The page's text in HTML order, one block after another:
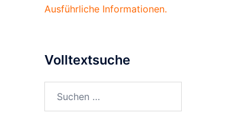
Ausführliche Informationen.
Volltextsuche
nach: